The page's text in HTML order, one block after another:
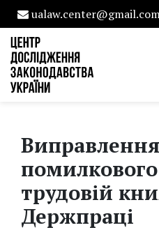
Виправлення
трудовій
Держпраці